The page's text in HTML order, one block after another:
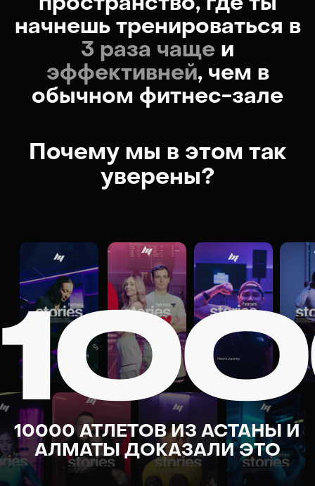
Хочешь быть в их числе?
Ждем тебя на тренировках
ВЫБРАТЬ КЛУБ